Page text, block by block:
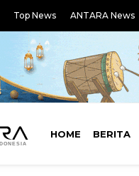
Top News ANTARA News
HOME BERITA